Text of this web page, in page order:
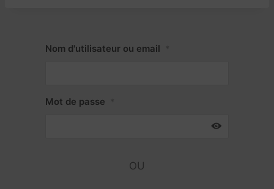
Nom d'utilisateur ou email
Mot de passe
OU